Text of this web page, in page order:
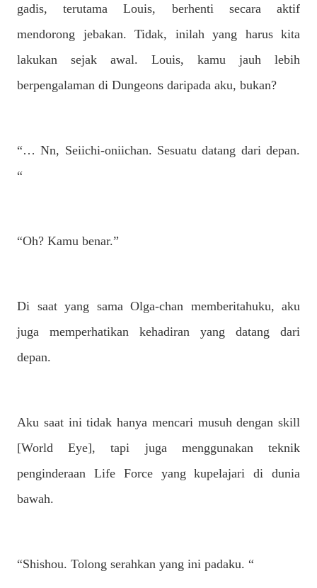
gadis, terutama Louis, berhenti secara aktif
mendorong jebakan. Tidak, inilah yang harus kita
lakukan sejak awal. Louis, kamu jauh lebih
berpengalaman di Dungeons daripada aku, bukan?
“… Nn, Seiichi-oniichan. Sesuatu datang dari depan.
“
“Oh? Kamu benar.”
Di saat yang sama Olga-chan memberitahuku, aku
juga memperhatikan kehadiran yang datang dari
depan.
Aku saat ini tidak hanya mencari musuh dengan skill
[World Eye], tapi juga menggunakan teknik
penginderaan Life Force yang kupelajari di dunia
bawah.
“Shishou. Tolong serahkan yang ini padaku. “